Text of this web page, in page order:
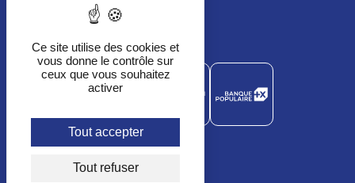
Règlement du jeu
Ce site utilise des cookies et
vous donne le contrôle sur
ceux que vous souhaitez
activer
Tout accepter
Tout refuser